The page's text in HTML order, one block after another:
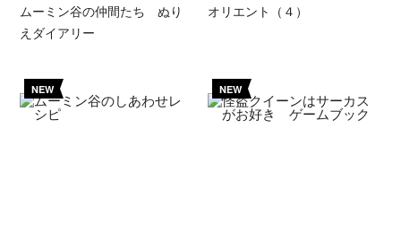
ムーミン谷の仲間たち ぬり
えダイアリー
オリエント（４）
NEW NEW